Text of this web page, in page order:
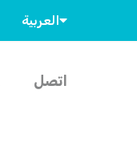
العربية
اتصل